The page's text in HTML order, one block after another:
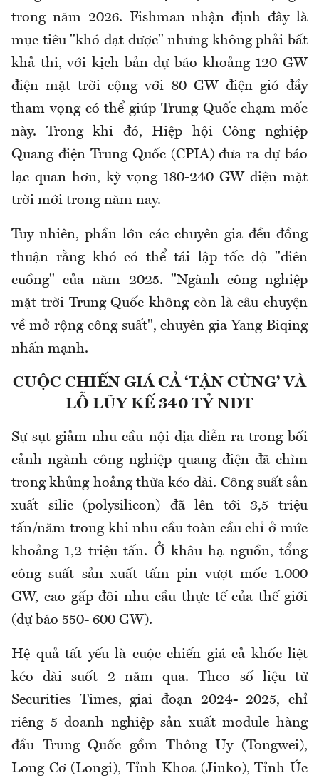
trong năm 2026. Fishman nhận định đây là
mục tiêu "khó đạt được" nhưng không phải bất
khả thi, với kịch bản dự báo khoảng 120 GW
điện mặt trời cộng với 80 GW điện gió đầy
tham vọng có thể giúp Trung Quốc chạm mốc
này. Trong khi đó, Hiệp hội Công nghiệp
Quang điện Trung Quốc (CPIA) đưa ra dự báo
lạc quan hơn, kỳ vọng 180-240 GW điện mặt
trời mới trong năm nay.
Tuy nhiên, phần lớn các chuyên gia đều đồng
thuận rằng khó có thể tái lập tốc độ "điên
cuồng" của năm 2025. "Ngành công nghiệp
mặt trời Trung Quốc không còn là câu chuyện
về mở rộng công suất", chuyên gia Yang Biqing
nhấn mạnh.
CUỘC CHIẾN GIÁ CẢ ‘TẬN CÙNG’ VÀ
LỖ LŨY KẾ 340 TỶ NDT
Sự sụt giảm nhu cầu nội địa diễn ra trong bối
cảnh ngành công nghiệp quang điện đã chìm
trong khủng hoảng thừa kéo dài. Công suất sản
xuất silic(polysilicon) đã lên tới 3,5 triệu
tấn/năm trong khi nhu cầu toàn cầu chỉ ở mức
khoảng 1,2 triệu tấn. Ở khâu hạ nguồn, tổng
công suất sản xuất tấm pin vượt mốc 1.000
GW, cao gấp đôi nhu cầu thực tế của thế giới
(dự báo 550- 600 GW).
Hệ quả tất yếu là cuộc chiến giá cả khốc liệt
kéo dài suốt 2 năm qua. Theo số liệu từ
Securities Times, giai đoạn 2024- 2025, chỉ
riêng 5 doanh nghiệp sản xuất module hàng
đầu Trung Quốc gồm Thông Uy (Tongwei),
Long Cơ (Longi), Tỉnh Khoa (Jinko), Tỉnh Úc